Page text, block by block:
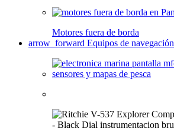
Motores fuera de borda
arrow_forward Equipos de navegación